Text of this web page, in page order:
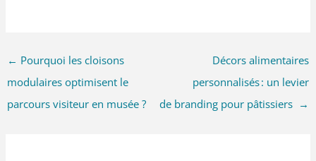
← Pourquoi les cloisons
modulaires optimisent le
parcours visiteur en musée ?
Décors alimentaires
personnalisés : un levier
de branding pour pâtissiers →